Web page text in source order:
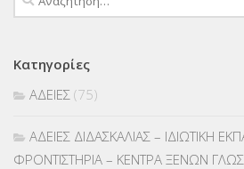
για:
Κατηγορίες
ΑΔΕΙΕΣ (75)
ΑΔΕΙΕΣ ΔΙΔΑΣΚΑΛΙΑΣ – ΙΔΙΩΤΙΚΗ
ΦΡΟΝΤΙΣΤΗΡΙΑ – ΚΕΝΤΡΑ ΞΕΝΩΝ